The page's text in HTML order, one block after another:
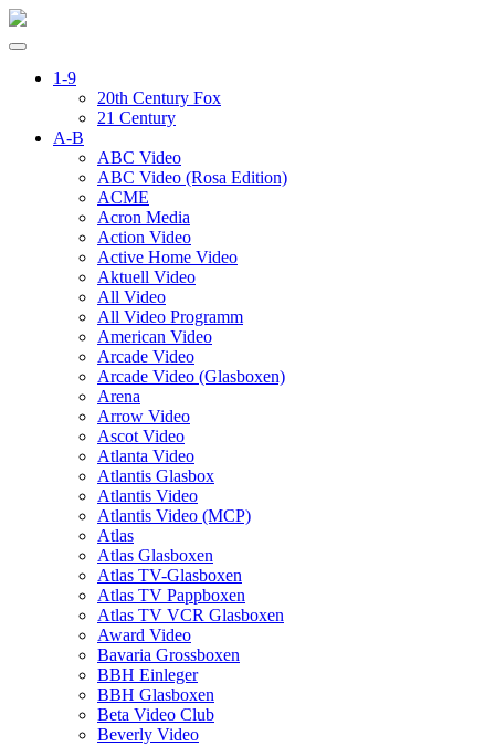
1-9
20th Century Fox
21 Century
A-B
ABC Video
ABC Video (Rosa Edition)
ACME
Acron Media
Action Video
Active Home Video
Aktuell Video
All Video
All Video Programm
American Video
Arcade Video
Arcade Video (Glasboxen)
Arena
Arrow Video
Ascot Video
Atlanta Video
Atlantis Glasbox
Atlantis Video
Atlantis Video (MCP)
Atlas
Atlas Glasboxen
Atlas TV-Glasboxen
Atlas TV Pappboxen
Atlas TV VCR Glasboxen
Award Video
Bavaria Grossboxen
BBH Einleger
BBH Glasboxen
Beta Video Club
Beverly Video